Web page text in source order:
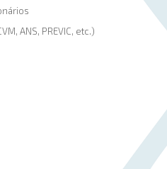
ANS, PREVIC, etc.)